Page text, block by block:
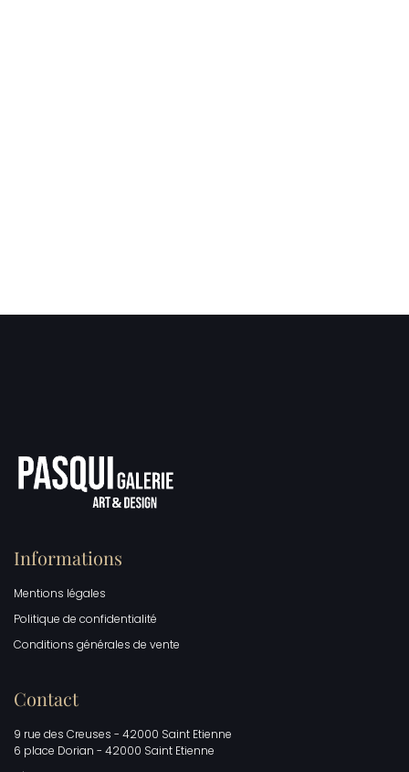
Informations
Mentions légales
Politique de confidentialité
Conditions générales de vente
Contact
9 rue des Creuses - 42000 Saint Etienne
6 place Dorian - 42000 Saint Etienne